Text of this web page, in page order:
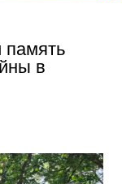
память
в